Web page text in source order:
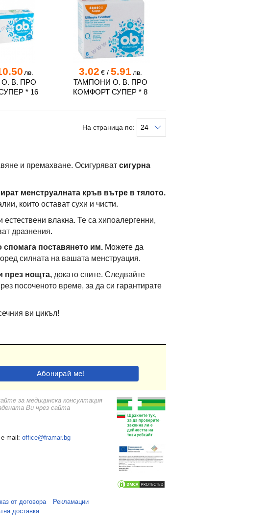
лв.
В. ПРО
* 16
3.02 €/ 5.91 лв.
ТАМПОНИ О. В. ПРО
КОМФОРТ СУПЕР * 8
На страница по:
и премахване. Осигуряват сигурна
менструалната кръв вътре в тялото.
които остават сухи и чисти.
влакна. Те са хипоалергенни,
дразнения.
спомага поставянето им. Можете да
силната на вашата менструация.
през нощта, докато спите. Следвайте
посоченото време, за да си гарантирате
ви цикъл!
за медицинска консултация
Ви чрез сайта
e-mail: office@framar.bg
от договора
Рекламации
доставка